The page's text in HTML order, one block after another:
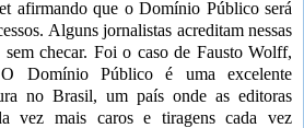
afirmando que o Domínio Público será
Alguns jornalistas acreditam nessas
sem checar. Foi o caso de Fausto Wolff,
Domínio Público é uma excelente
no Brasil, um país onde as editoras
vez mais caros e tiragens cada vez